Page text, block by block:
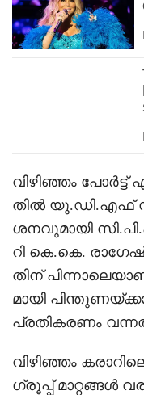
വിഴിഞ്ഞം പോർട്ട്
തിൽ യു.ഡി.എഫ്
ശനവുമായി
റി കെ.കെ.
തിന്
മായി
പ്രതികരണം
വിഴിഞ്ഞം
ഗ്രൂപ്പ് മാറ്റങ്ങൾ